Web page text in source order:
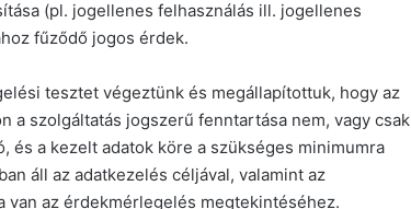
(pl. jogellenes felhasználás ill. jogellenes
fűződő jogos érdek.
tesztet végeztünk és megállapítottuk, hogy az
a szolgáltatás jogszerű fenntartása nem, vagy csak
és a kezelt adatok köre a szükséges minimumra
áll az adatkezelés céljával, valamint az
az érdekmérlegelés megtekintéséhez.